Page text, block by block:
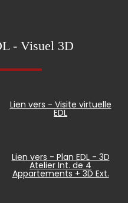
- Visuel 3D
Lien vers - Visite virtuelle
EDL
Lien vers - Plan EDL - 3D
Atelier Int. de 4
Appartements + 3D Ext.